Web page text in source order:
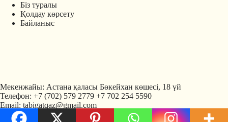
Біз туралы
Қолдау көрсету
Байланыс
Мекенжайы: Астана қаласы Бөкейхан көшесі, 18 үй
Телефон: +7 (702) 579 2779 +7 702 254 5590
Email: tabigatqaz@gmail.com
Copyright © Tabigat
Политика